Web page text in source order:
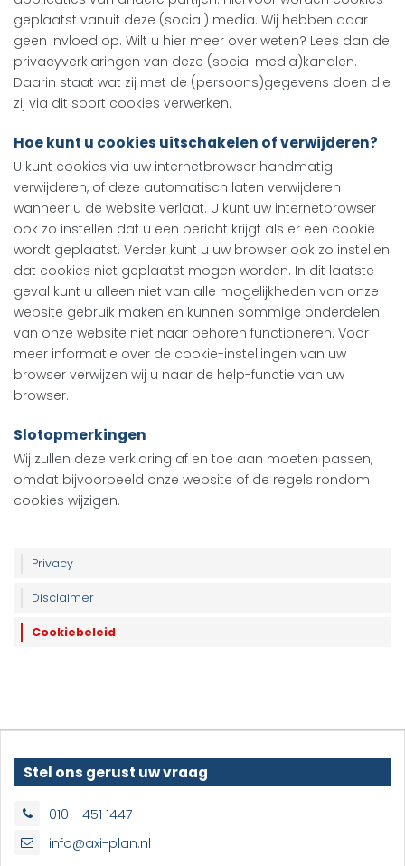
geplaatst vanuit deze (social) media. Wij hebben daar
geen invloed op. Wilt u hier meer over weten? Lees dan de
privacyverklaringen van deze (social media)kanalen.
Daarin staat wat zij met de (persoons)gegevens doen die
zij via dit soort cookies verwerken.
Hoe kunt u cookies uitschakelen of verwijderen?
U kunt cookies via uw internetbrowser handmatig
verwijderen, of deze automatisch laten verwijderen
wanneer u de website verlaat. U kunt uw internetbrowser
ook zo instellen dat u een bericht krijgt als er een cookie
wordt geplaatst. Verder kunt u uw browser ook zo instellen
dat cookies niet geplaatst mogen worden. In dit laatste
geval kunt u alleen niet van alle mogelijkheden van onze
website gebruik maken en kunnen sommige onderdelen
van onze website niet naar behoren functioneren. Voor
meer informatie over de cookie-instellingen van uw
browser verwijzen wij u naar de help-functie van uw
browser.
Slotopmerkingen
Wij zullen deze verklaring af en toe aan moeten passen,
omdat bijvoorbeeld onze website of de regels rondom
cookies wijzigen.
Privacy
Disclaimer
Cookiebeleid
Stel ons gerust uw vraag
010 - 451 1447
info@axi-plan.nl